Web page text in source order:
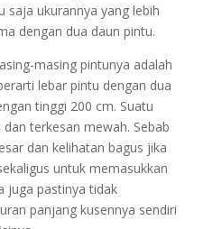
saja ukurannya yang lebih
dengan dua daun pintu.
masing pintunya adalah
lebar pintu dengan dua
tinggi 200 cm. Suatu
terkesan mewah. Sebab
dan kelihatan bagus jika
untuk memasukkan
juga pastinya tidak
panjang kusennya sendiri